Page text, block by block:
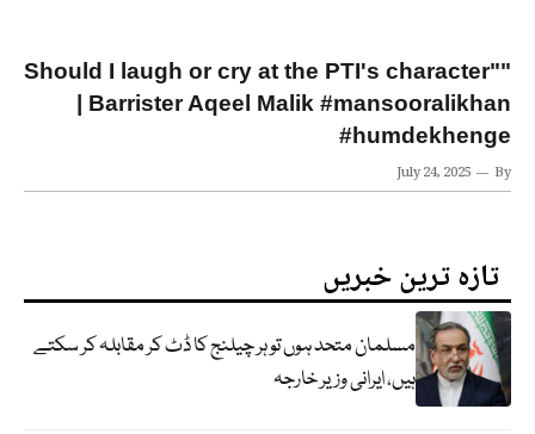
"Should I laugh or cry at the PTI's character"
| Barrister Aqeel Malik #mansooralikhan
#humdekhenge
July 24, 2025 By
تازہ ترین خبریں
مسلمان متحد ہوں تو ہر چیلنج کا ڈٹ کر مقابلہ کر سکتے
ہیں، ایرانی وزیر خارجہ